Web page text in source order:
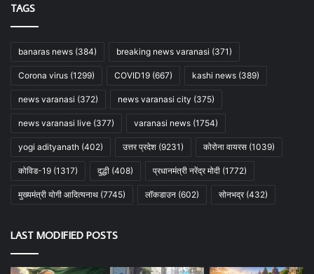
TAGS
banaras news (384) breaking news varanasi (371)
Corona virus (1299) COVID19 (667) kashi news (389)
news varanasi (372) news varanasi city (375)
news varanasi live (377) varanasi news (1754)
yogi adityanath (402) उत्तर प्रदेश (9231) कोरोना वायरस (1039)
कोविड-19 (1317) दुद्धी (408) प्रधानमंत्री नरेंद्र मोदी (1772)
मुख्यमंत्री योगी आदित्यनाथ (7745) लॉकडाउन (602) सोनभद्र(432)
LAST MODIFIED POSTS